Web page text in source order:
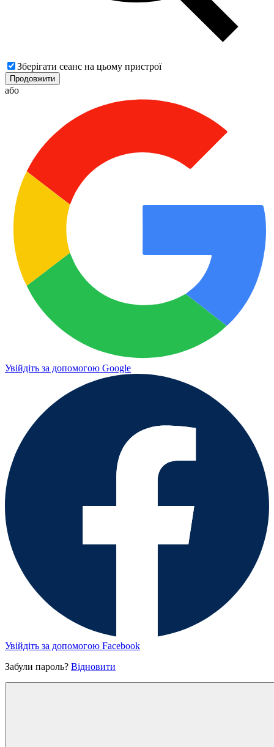
Зберігати сеанс на цьому пристрої
Продовжити
або
Увійдіть за допомогою Google
Увійдіть за допомогою Facebook
Забули пароль? Відновити